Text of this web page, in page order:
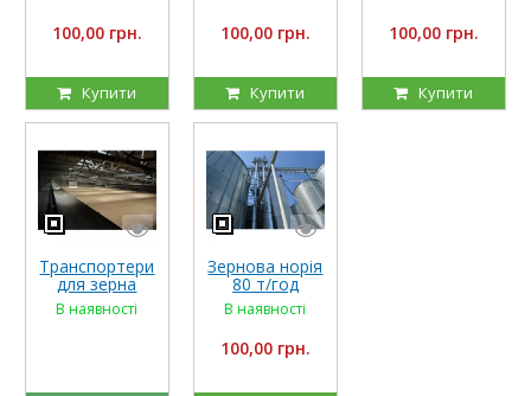
100,00 грн.
Купити
100,00 грн.
Купити
100,00 грн.
Купити
Транспортери
для зерна
Riela
В наявності
Зернова норія
80 т/год
В наявності
100,00 грн.